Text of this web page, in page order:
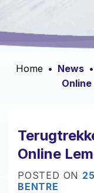
Home • News •
Online
Online
POSTED ON
BENTRE